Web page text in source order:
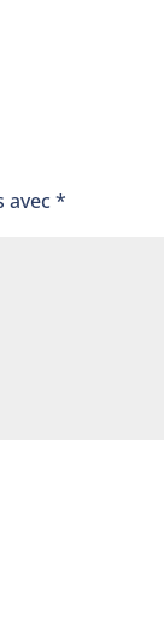
avec*